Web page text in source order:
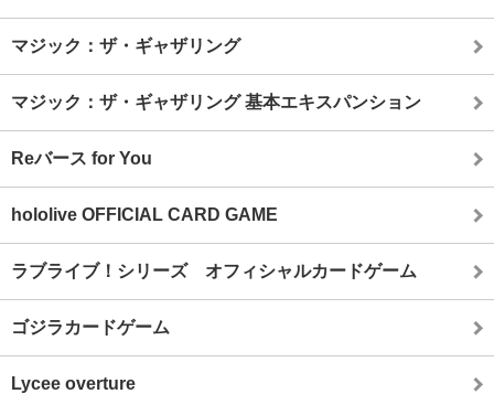
マジック：ザ・ギャザリング
マジック：ザ・ギャザリング 基本エキスパンション
Reバース for You
hololive OFFICIAL CARD GAME
ラブライブ！シリーズ オフィシャルカードゲーム
ゴジラカードゲーム
Lycee overture